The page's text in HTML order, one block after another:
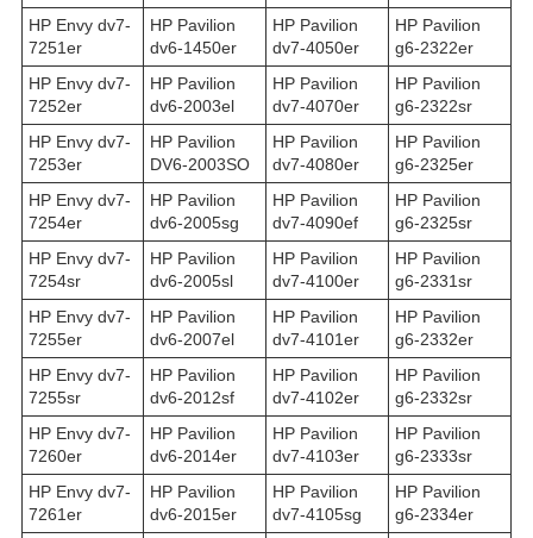
HP Envy dv7-
7251er
HP Pavilion
dv6-1450er
HP Pavilion
dv7-4050er
HP Pavilion
g6-2322er
HP Envy dv7-
7252er
HP Pavilion
dv6-2003el
HP Pavilion
dv7-4070er
HP Pavilion
g6-2322sr
HP Envy dv7-
7253er
HP Pavilion
DV6-2003SO
HP Pavilion
dv7-4080er
HP Pavilion
g6-2325er
HP Envy dv7-
7254er
HP Pavilion
dv6-2005sg
HP Pavilion
dv7-4090ef
HP Pavilion
g6-2325sr
HP Envy dv7-
7254sr
HP Pavilion
dv6-2005sl
HP Pavilion
dv7-4100er
HP Pavilion
g6-2331sr
HP Envy dv7-
7255er
HP Pavilion
dv6-2007el
HP Pavilion
dv7-4101er
HP Pavilion
g6-2332er
HP Envy dv7-
7255sr
HP Pavilion
dv6-2012sf
HP Pavilion
dv7-4102er
HP Pavilion
g6-2332sr
HP Envy dv7-
7260er
HP Pavilion
dv6-2014er
HP Pavilion
dv7-4103er
HP Pavilion
g6-2333sr
HP Envy dv7-
7261er
HP Pavilion
dv6-2015er
HP Pavilion
dv7-4105sg
HP Pavilion
g6-2334er